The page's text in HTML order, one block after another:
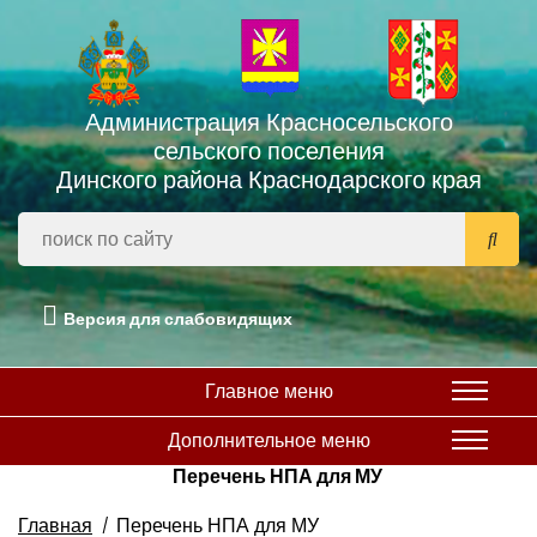
Администрация Красносельского
сельского поселения
Динского района Краснодарского края
Версия для слабовидящих
Главное меню
Дополнительное меню
Перечень НПА для МУ
Главная
Перечень НПА для МУ